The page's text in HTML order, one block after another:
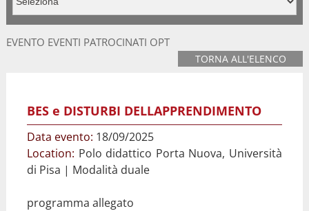
EVENTO EVENTI PATROCINATI OPT
TORNA ALL'ELENCO
BES e DISTURBI DELLAPPRENDIMENTO
Data evento: 18/09/2025
Location: Polo didattico Porta Nuova, Università
di Pisa | Modalità duale
programma allegato